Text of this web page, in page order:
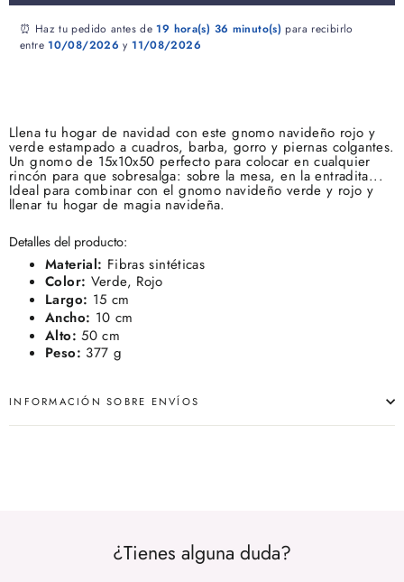
⏰ Haz tu pedido antes de19 hora(s) 36 minuto(s) para recibirlo
entre10/08/2026 y11/08/2026
Llena tu hogar de navidad con este gnomo navideño rojo y
verde estampado a cuadros, barba, gorro y piernas colgantes.
Un gnomo de 15x10x50 perfecto para colocar en cualquier
rincón para que sobresalga: sobre la mesa, en la entradita...
Ideal para combinar con el gnomo navideño verde y rojo y
llenar tu hogar de magia navideña.
Detalles del producto:
Material: Fibras sintéticas
Color: Verde, Rojo
Largo: 15 cm
Ancho: 10 cm
Alto: 50 cm
Peso: 377 g
INFORMACIÓN SOBRE ENVÍOS
¿Tienes alguna duda?